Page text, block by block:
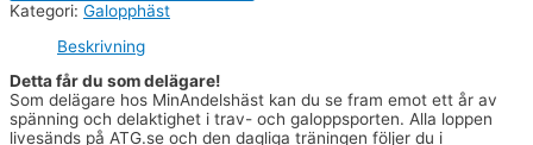
Kategori: Galopphäst
Beskrivning
Detta får du som delägare!
Som delägare hos MinAndelshäst kan du se fram emot ett år av
spänning och delaktighet i trav- och galoppsporten. Alla loppen
livesänds på ATG.se och den dagliga träningen följer du i